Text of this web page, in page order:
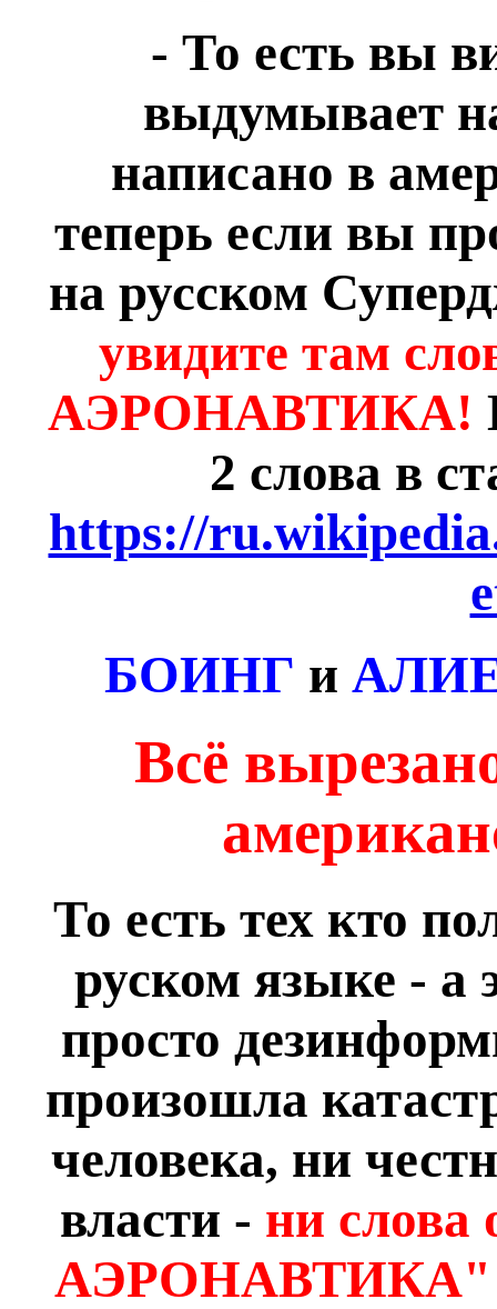
- То есть вы
выдумывает
написано в
теперь если вы
на русском
увидите там
АЭРОНАВТИКА!
2 слова в
https://
БОИНГ и
Всё
То есть тех кто
руском языке - а
просто
произошла
человека, ни
власти - ни
АЭРОНАВТИКА"